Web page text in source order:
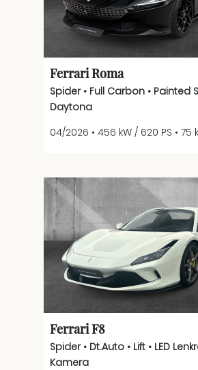
Ferrari Roma
Spider • Full Carbon • Painted
Daytona
04/2026 • 456 kW / 620 PS • 75
Ferrari F8
Spider • Dt.Auto • Lift • LED
Kamera